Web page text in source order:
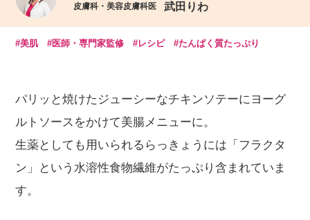
皮膚科・美容皮膚科医 武田りわ
#美肌 #医師・専門家監修 #レシピ #たんぱく質たっぷり
パリッと焼けたジューシーなチキンソテーにヨーグ
ルトソースをかけて美腸メニューに。
生薬としても用いられるらっきょうには「フラクタ
ン」という水溶性食物繊維がたっぷり含まれていま
す。